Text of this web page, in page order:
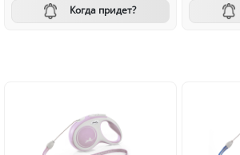
Когда придет?